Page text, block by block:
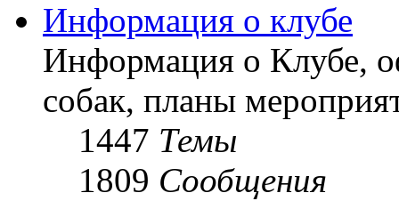
Информация о клубе
Информация о Клубе,
собак, планы
1447 Темы
1809 Сообщения